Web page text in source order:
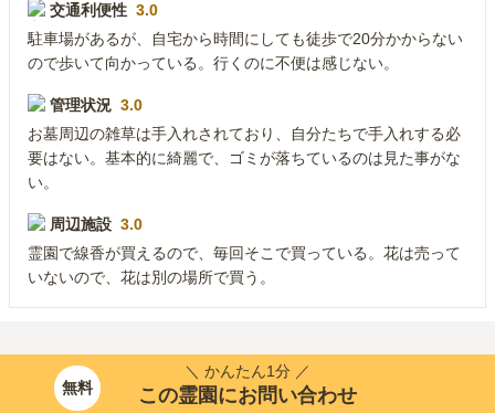
交通利便性 3.0
駐車場があるが、自宅から時間にしても徒歩で20分かからない
ので歩いて向かっている。行くのに不便は感じない。
管理状況 3.0
お墓周辺の雑草は手入れされており、自分たちで手入れする必
要はない。基本的に綺麗で、ゴミが落ちているのは見た事がな
い。
周辺施設 3.0
霊園で線香が買えるので、毎回そこで買っている。花は売って
いないので、花は別の場所で買う。
無料
＼ かんたん1分 ／
この霊園にお問い合わせ